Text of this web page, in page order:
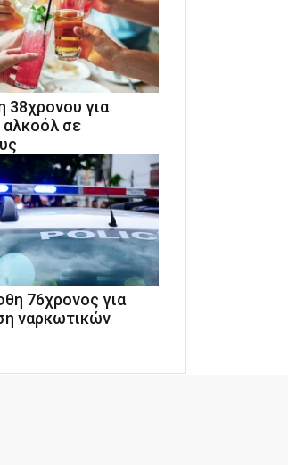
38χρονου για
σε
76χρονος για
ναρκωτικών